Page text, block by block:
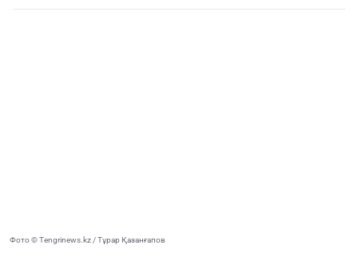
Фото © Tengrinews.kz / Тұрар Қазанғапов